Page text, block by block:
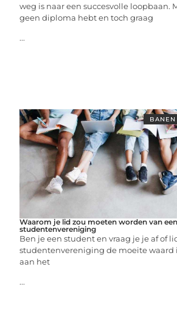
weg is naar een succesvolle loopbaan.
geen diploma hebt en toch graag
...
Waarom je lid zou moeten worden van een
studentenvereniging
Ben je een student en vraag je je af of
studentenvereniging de moeite waard
aan het
...